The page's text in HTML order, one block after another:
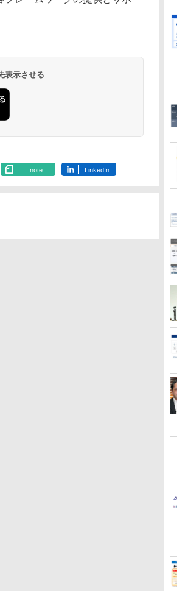
表示させる
note LinkedIn